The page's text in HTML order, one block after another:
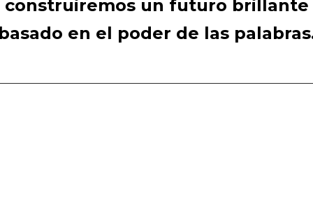
construiremos un futuro brillante
en el poder de las